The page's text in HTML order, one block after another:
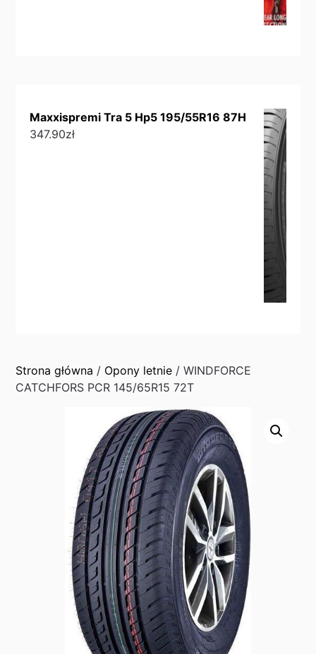
Maxxispremi Tra 5 Hp5 195/55R16 87H
347.90zł
Strona główna / Opony letnie / WINDFORCE
CATCHFORS PCR 145/65R15 72T